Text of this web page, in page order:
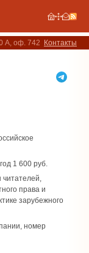
А, оф. 742 Контакты
1 600 руб.
читателей,
права и
зарубежного
номер